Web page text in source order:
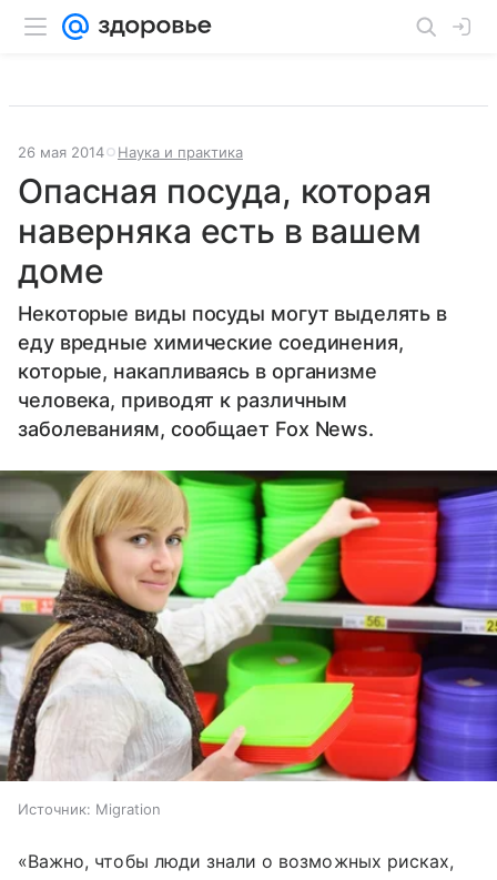
26 мая 2014 Наука и практика
Опасная посуда, которая
наверняка есть в вашем
доме
Некоторые виды посуды могут выделять в
еду вредные химические соединения,
которые, накапливаясь в организме
человека, приводят к различным
заболеваниям, сообщает Fox News.
Источник: Migration
«Важно, чтобы люди знали о возможных рисках,